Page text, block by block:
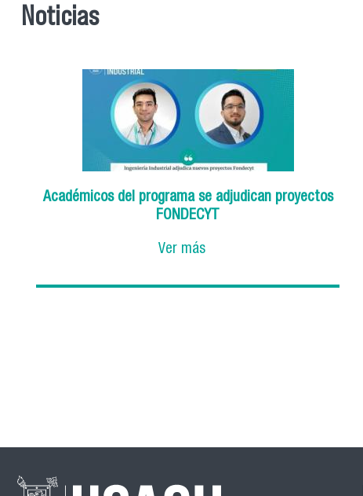
Noticias
Académicos del programa se adjudican proyectos
FONDECYT
Ver más